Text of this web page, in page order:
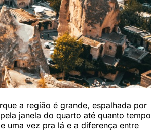
a região é grande, espalhada por
janela do quarto até quanto tempo
uma vez pra lá e a diferença entre